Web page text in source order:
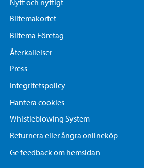
Biltemakortet
Biltema Företag
Återkallelser
Press
Integritetspolicy
Hantera cookies
Whistleblowing System
Returnera eller ångra onlineköp
Ge feedback om hemsidan